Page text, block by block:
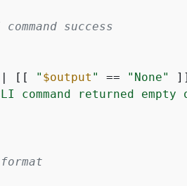
success
[[ " $output " == "None"
command returned